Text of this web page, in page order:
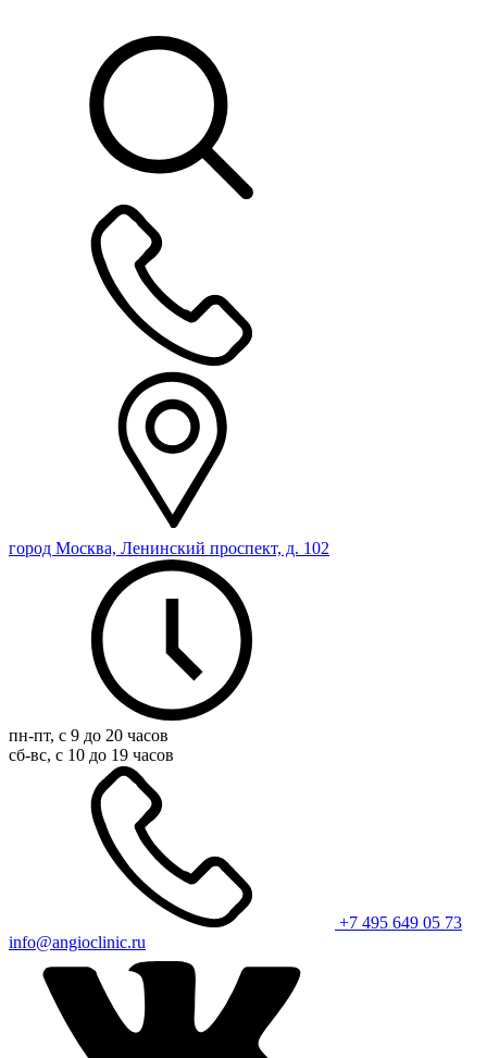
город Москва, Ленинский проспект, д. 102
пн-пт, с 9 до 20 часов
сб-вс, с 10 до 19 часов
+7 495 649 05 73
info@angioclinic.ru